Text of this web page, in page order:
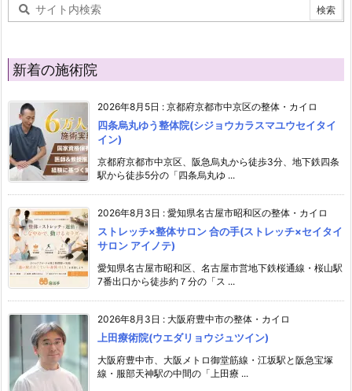
新着の施術院
2026年8月5日 : 京都府京都市中京区の整体・カイロ
四条烏丸ゆう整体院(シジョウカラスマユウセイタイ
イン)
京都府京都市中京区、阪急烏丸から徒歩3分、地下鉄四条
駅から徒歩5分の「四条烏丸ゆ ...
2026年8月3日 : 愛知県名古屋市昭和区の整体・カイロ
ストレッチ×整体サロン 合の手(ストレッチ×セイタイ
サロン アイノテ)
愛知県名古屋市昭和区、名古屋市営地下鉄桜通線・桜山駅
7番出口から徒歩約７分の「ス ...
2026年8月3日 : 大阪府豊中市の整体・カイロ
上田療術院(ウエダリョウジュツイン)
大阪府豊中市、大阪メトロ御堂筋線・江坂駅と阪急宝塚
線・服部天神駅の中間の「上田療 ...